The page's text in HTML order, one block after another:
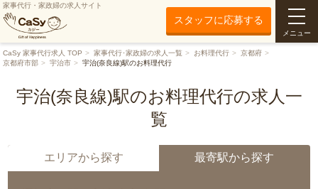
家事代行・家政婦の求人サイト
スタッフに応募する
メニュー
CaSy 家事代行求人 TOP 家事代行･家政婦の求人一覧 お料理代行
京都府
京都府市部
宇治市 宇治(奈良線)駅のお料理代行
宇治(奈良線)駅のお料理代行の求人一
覧
エリアから探す 最寄駅から探す